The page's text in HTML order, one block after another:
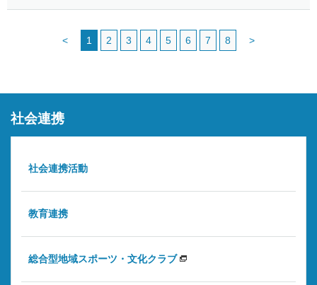
< 1 2 3 4 5 6 7 8 >
社会連携
社会連携活動
教育連携
総合型地域スポーツ・文化クラブ